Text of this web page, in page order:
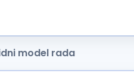
model rada